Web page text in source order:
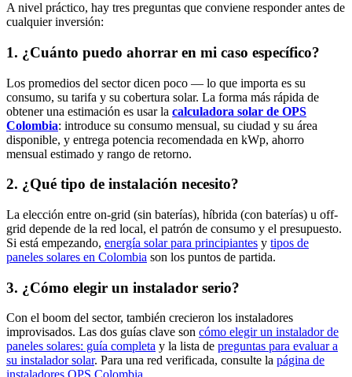
A nivel práctico, hay tres preguntas que conviene responder antes de
cualquier inversión:
1. ¿Cuánto puedo ahorrar en mi caso específico?
Los promedios del sector dicen poco — lo que importa es su
consumo, su tarifa y su cobertura solar. La forma más rápida de
obtener una estimación es usar la calculadora solar de OPS
Colombia: introduce su consumo mensual, su ciudad y su área
disponible, y entrega potencia recomendada en kWp, ahorro
mensual estimado y rango de retorno.
2. ¿Qué tipo de instalación necesito?
La elección entre on-grid (sin baterías), híbrida (con baterías) u off-
grid depende de la red local, el patrón de consumo y el presupuesto.
Si está empezando, energía solar para principiantes y tipos de
paneles solares en Colombia son los puntos de partida.
3. ¿Cómo elegir un instalador serio?
Con el boom del sector, también crecieron los instaladores
improvisados. Las dos guías clave son cómo elegir un instalador de
paneles solares: guía completa y la lista de preguntas para evaluar a
su instalador solar. Para una red verificada, consulte la página de